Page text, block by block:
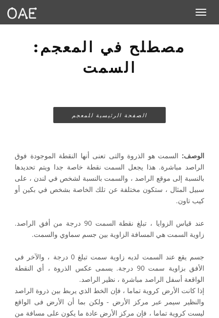
Toggle navigation
مصطلح في المعجم:
السمت
الصفحة الرئيسية للمعجم
الوصف: السمت هو الذروة والتى تعنى أنها النقطة الموجودة فوق
الراصد مباشرة. هذا يجعل السمت نقطة خاصة جدا ويتم تحديدها
بالنسبة إلى موقع الراصد ، والسمت بالنسبة لشخص في لندن ، على
سبيل المثال ، ستكون مختلفة عن تلك الخاصة بشخص في بكين أو
كيب تاون.
عند قياس الزوايا ، تبلغ نقطة السمت 90 درجة من أفق الراصد.
زاوية السمت هي المسافة الزاوية بين جسم سماوي والسمت.
جسم يقع عند السمت لديه زاوية سمت تبلغ 0 درجة ، والآخر في
الأفق بزاوية سمت 90 درجة. يسمى عكس الذروة ، أي النقطة
الواقعة أسفل الراصد مباشرة ، نظير الراصد.
إذا كانت الأرض كروية تماما ، فإن الخط الذي يربط بين ذروة الراصد
والنظير سيمر عبر مركز الأرض - ولكن بما أن الأرض فى الواقع
ليست كروية تماما ، فإن مركز الأرض عادة ما يكون على مسافة من